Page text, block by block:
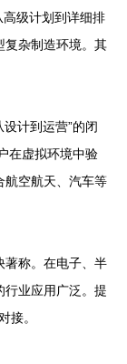
级计划到详细排
复杂制造环境。其
设计到运营”的闭
在虚拟环境中验
航空航天、汽车等
著称。在电子、半
行业应用广泛。提
接。